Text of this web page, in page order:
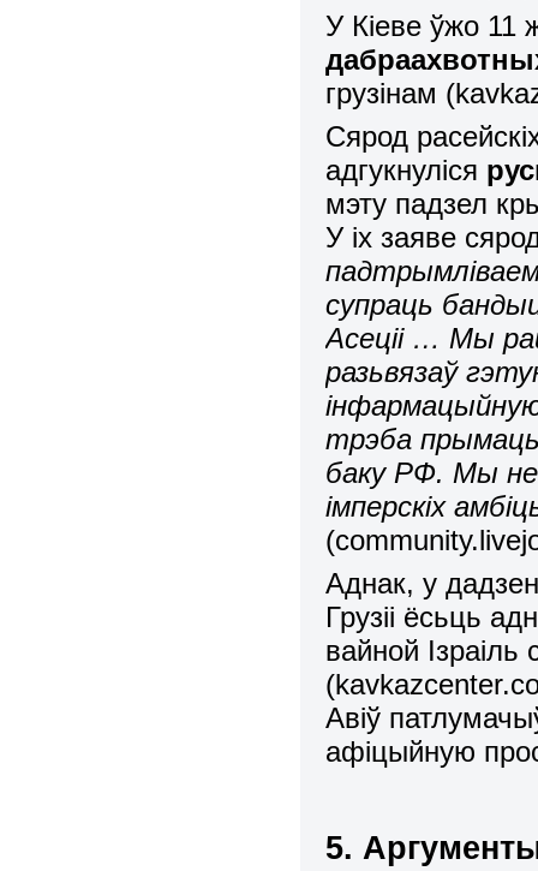
У Кіеве ўжо 11
грузінам
Сярод
адгукнуліся
мэту падзел
У іх заяве
супраць
Асеціі … Мы
разьвязаў
трэба прымаць
баку РФ. Мы не
імперскіх
Аднак, у
Грузіі ёсьць
вайной Ізраіль
(kavkazcenter.
Авіў
афіцыйную
5.